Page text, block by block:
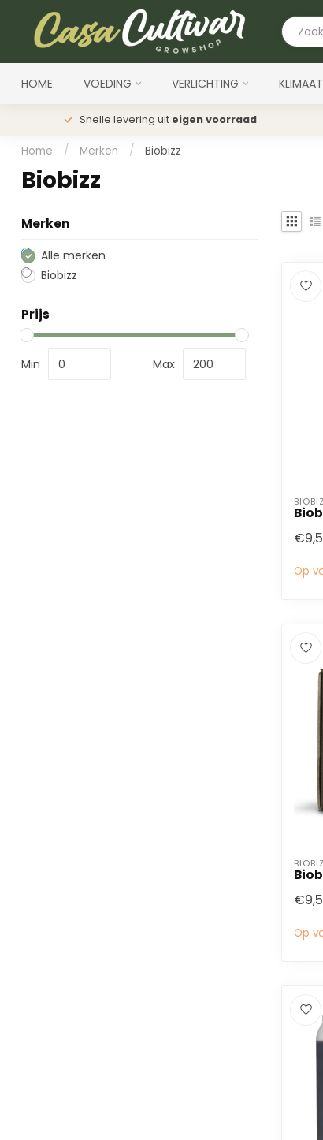
HOME VOEDING VERLICHTING KLIMAAT
Snelle levering uit eigen voorraad
Home / Merken / Biobizz
Biobizz
Merken
Alle merken
Biobizz
Prijs
Min Max
Op
Op